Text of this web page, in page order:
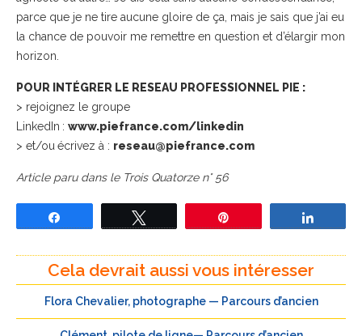
parce que je ne tire aucune gloire de ça, mais je sais que j’ai eu
la chance de pouvoir me remettre en question et d’élargir mon
horizon.
POUR INTÉGRER LE RESEAU PROFESSIONNEL PIE :
> rejoignez le groupe
LinkedIn : www.piefrance.com/linkedin
> et/ou écrivez à : reseau@piefrance.com
Article paru dans le Trois Quatorze n° 56
Cela devrait aussi vous intéresser
Flora Chevalier, photographe — Parcours d’ancien